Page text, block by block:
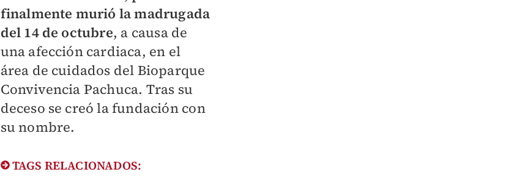
finalmente murió la madrugada
del 14 de octubre, a causa de
una afección cardiaca, en el
área de cuidados del Bioparque
Convivencia Pachuca. Tras su
deceso se creó la fundación con
su nombre.
TAGS RELACIONADOS: